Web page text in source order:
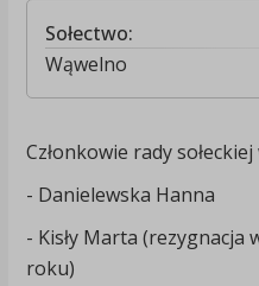
Sołectwo:
Wąwelno
Członkowie rady
- Danielewska Hanna
- Kisły Marta (rezygnacja
roku)